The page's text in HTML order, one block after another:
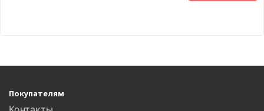
Покупателям